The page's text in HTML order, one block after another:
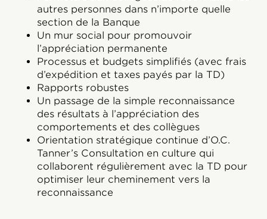
autres personnes dans n’importe quelle
section de la Banque
Un mur social pour promouvoir
l’appréciation permanente
Processus et budgets simplifiés (avec frais
d’expédition et taxes payés par la TD)
Rapports robustes
Un passage de la simple reconnaissance
des résultats à l’appréciation des
comportements et des collègues
Orientation stratégique continue d’O.C.
Tanner’s Consultation en culture qui
collaborent régulièrement avec la TD pour
optimiser leur cheminement vers la
reconnaissance